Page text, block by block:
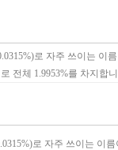
로 자주 쓰이는 이
전체 1.9953%를 차지합
로 자주 쓰이는 이